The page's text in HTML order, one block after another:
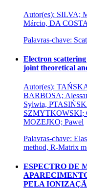
Autor(es): SILVA;
Márcio, DA
Palavras-chave:
Electron
joint theoretical
Autor(es):
BARBOSA;
Sylwia,
SZMYTKOWSKI;
MOZEJKO; Pawel
Palavras-chave:
method, R-Matrix
ESPECTRO DE
PELA